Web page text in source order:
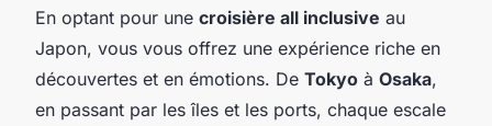
En optant pour une croisière all inclusive au
Japon, vous vous offrez une expérience riche en
découvertes et en émotions. De Tokyo à Osaka,
en passant par les îles et les ports, chaque escale